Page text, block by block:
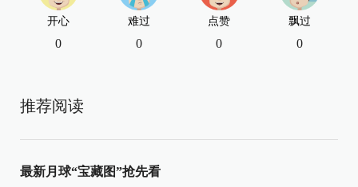
开心
0
难过
0
点赞
0
飘过
0
推荐阅读
最新月球“宝藏图”抢先看